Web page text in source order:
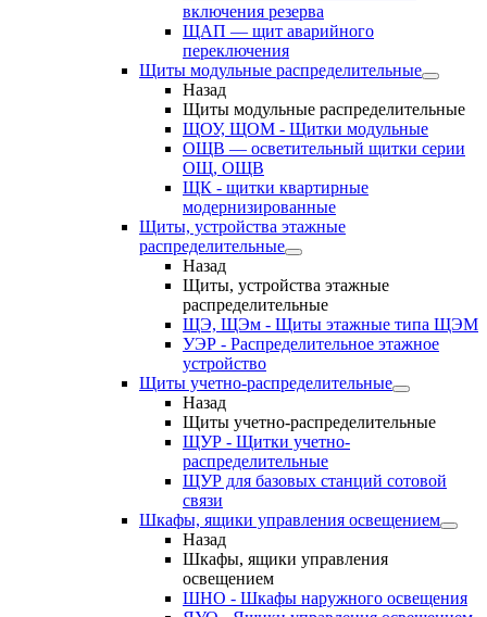
включения резерва
ЩАП — щит аварийного
переключения
Щиты модульные распределительные
Назад
Щиты модульные распределительные
ЩОУ, ЩОМ - Щитки модульные
ОЩВ — осветительный щитки серии
ОЩ, ОЩВ
ЩК - щитки квартирные
модернизированные
Щиты, устройства этажные
распределительные
Назад
Щиты, устройства этажные
распределительные
ЩЭ, ЩЭм - Щиты этажные типа ЩЭМ
УЭР - Распределительное этажное
устройство
Щиты учетно-распределительные
Назад
Щиты учетно-распределительные
ЩУР - Щитки учетно-
распределительные
ЩУР для базовых станций сотовой
связи
Шкафы, ящики управления освещением
Назад
Шкафы, ящики управления
освещением
ШНО - Шкафы наружного освещения